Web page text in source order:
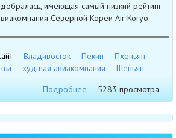
имеющая самый низкий рейтинг
Северной Кореи Air Koryo.
Владивосток Пекин
Пхеньян
худшая авиакомпания
Шеньян
Подробнее
5283 просмотра